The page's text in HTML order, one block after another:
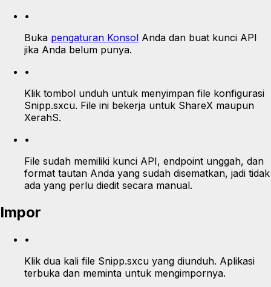
•
Buka pengaturan Konsol Anda dan buat kunci API
jika Anda belum punya.
•
Klik tombol unduh untuk menyimpan file konfigurasi
Snipp.sxcu. File ini bekerja untuk ShareX maupun
XerahS.
•
File sudah memiliki kunci API, endpoint unggah, dan
format tautan Anda yang sudah disematkan, jadi tidak
ada yang perlu diedit secara manual.
Impor
•
Klik dua kali file Snipp.sxcu yang diunduh. Aplikasi
terbuka dan meminta untuk mengimpornya.